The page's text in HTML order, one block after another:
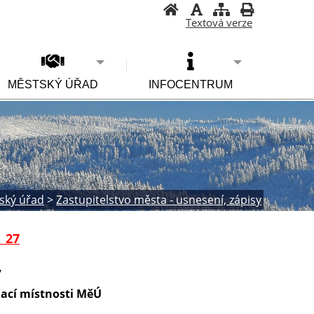
Textová verze
MĚSTSKÝ ÚŘAD INFOCENTRUM
úřad>Zastupitelstvo města - usnesení, zápisy
27
místnosti MěÚ